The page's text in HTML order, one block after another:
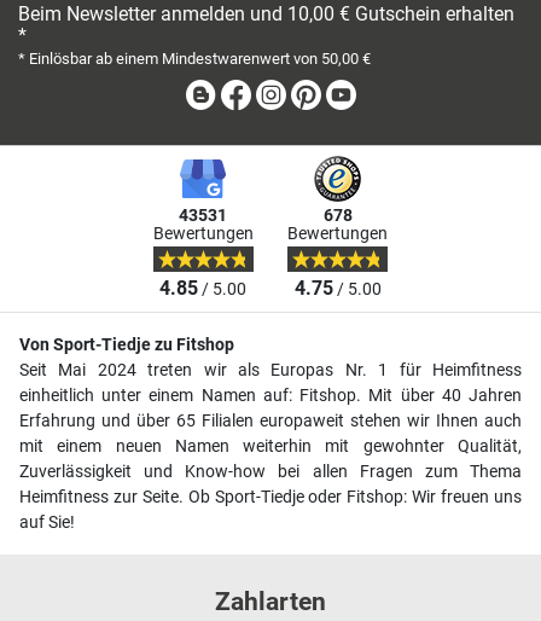
Beim Newsletter anmelden und 10,00 € Gutschein erhalten
*
* Einlösbar ab einem Mindestwarenwert von 50,00 €
BlogFacebook
Instagram
Pinterest
43531
Bewertungen
4.85/ 5.00
678
Bewertungen
4.75/ 5.00
Von Sport-Tiedje zu Fitshop
Seit Mai 2024 treten wir als Europas Nr. 1 für Heimfitness
einheitlich unter einem Namen auf: Fitshop. Mit über 40 Jahren
Erfahrung und über 65 Filialen europaweit stehen wir Ihnen auch
mit einem neuen Namen weiterhin mit gewohnter Qualität,
Zuverlässigkeit und Know-how bei allen Fragen zum Thema
Heimfitness zur Seite. Ob Sport-Tiedje oder Fitshop: Wir freuen uns
auf Sie!
Zahlarten